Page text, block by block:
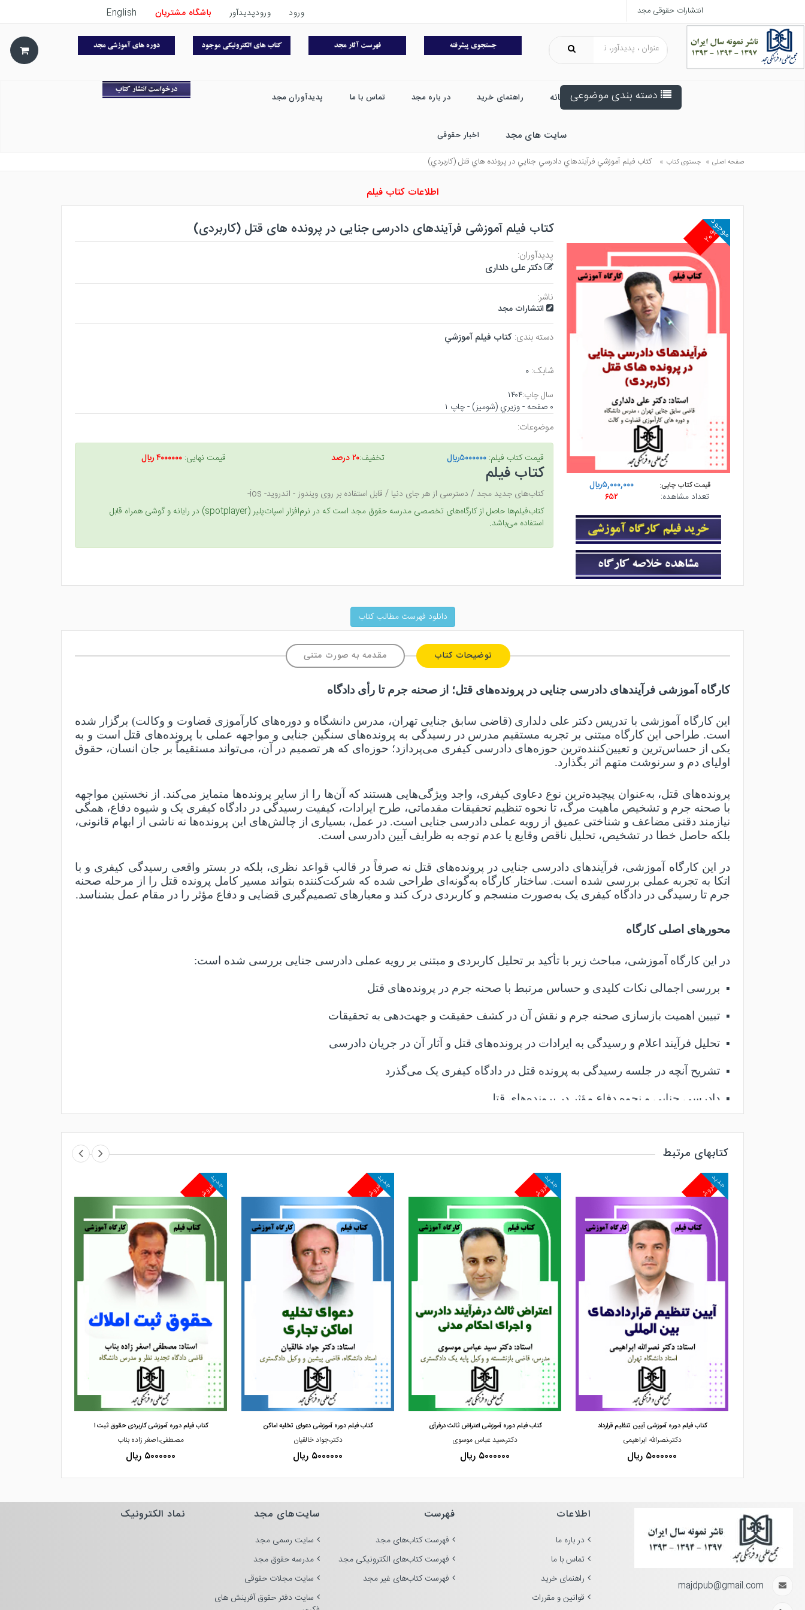
انتشارات حقوقی مجد ورود ورودپدیدآور باشگاه مشتریان English
دسته بندی موضوعی خانه راهنمای خرید در باره مجد تماس با ما پدیدآوران مجد
سایت های مجد اخبار حقوقی
صفحه اصلی » جستوی کتاب » كتاب فيلم آموزشي فرآيندهاي دادرسي جنايي در پرونده هاي قتل (كاربردي)
اطلاعات کتاب فیلم
۲۰%
موجود
قیمت کتاب چاپی:
۵,۰۰۰,۰۰۰ريال
تعداد مشاهده:
۶۵۲
کتاب فیلم آموزشی فرآیندهای دادرسی جنایی در پرونده های قتل (کاربردی)
پدیدآوران:
دکتر علی دلداری
ناشر:
انتشارات مجد
دسته بندی:كتاب فيلم آموزشي
شابک:۰
سال چاپ:۱۴۰۴
۰ صفحه - وزيري (شوميز) - چاپ ۱
موضوعات:
قیمت کتاب فیلم:۵۰۰۰۰۰۰ريال تخفیف:۲۰ درصد قیمت نهایی:۴۰۰۰۰۰۰ ريال
کتاب فیلم
کتاب‌های جدید مجد / دسترسی از هر جای دنیا / قابل استفاده بر روی ویندوز - اندروید- ios-
کتاب‌فیلم‌ها حاصل از کارگاه‌های تخصصی مدرسه حقوق مجد است که در نرم‌افزار اسپات‌پلیر (spotplayer) در رایانه و گوشی همراه قابل
استفاده می‌باشد.
دانلود فهرست مطالب کتاب
توضیحات کتاب مقدمه به صورت متنی
کارگاه آموزشی فرآیندهای دادرسی جنایی در پرونده‌های قتل؛ از صحنه جرم تا رأی دادگاه
این کارگاه آموزشی با تدریس دکتر علی دلداری (قاضی سابق جنایی تهران، مدرس دانشگاه و دوره‌های کارآموزی قضاوت و وکالت) برگزار شده
است. طراحی این کارگاه مبتنی بر تجربه مستقیم مدرس در رسیدگی به پرونده‌های سنگین جنایی و مواجهه عملی با پرونده‌های قتل است و به
یکی از حساس‌ترین و تعیین‌کننده‌ترین حوزه‌های دادرسی کیفری می‌پردازد؛ حوزه‌ای که هر تصمیم در آن، می‌تواند مستقیماً بر جان انسان، حقوق
اولیای دم و سرنوشت متهم اثر بگذارد.
پرونده‌های قتل، به‌عنوان پیچیده‌ترین نوع دعاوی کیفری، واجد ویژگی‌هایی هستند که آن‌ها را از سایر پرونده‌ها متمایز می‌کند. از نخستین مواجهه
با صحنه جرم و تشخیص ماهیت مرگ، تا نحوه تنظیم تحقیقات مقدماتی، طرح ایرادات، کیفیت رسیدگی در دادگاه کیفری یک و شیوه دفاع، همگی
نیازمند دقتی مضاعف و شناختی عمیق از رویه عملی دادرسی جنایی است. در عمل، بسیاری از چالش‌های این پرونده‌ها نه ناشی از ابهام قانونی،
بلکه حاصل خطا در تشخیص، تحلیل ناقص وقایع یا عدم توجه به ظرایف آیین دادرسی است.
در این کارگاه آموزشی، فرآیندهای دادرسی جنایی در پرونده‌های قتل نه صرفاً در قالب قواعد نظری، بلکه در بستر واقعی رسیدگی کیفری و با
اتکا به تجربه عملی بررسی شده است. ساختار کارگاه به‌گونه‌ای طراحی شده که شرکت‌کننده بتواند مسیر کامل پرونده قتل را از مرحله صحنه
جرم تا رسیدگی در دادگاه کیفری یک به‌صورت منسجم و کاربردی درک کند و معیارهای تصمیم‌گیری قضایی و دفاع مؤثر را در مقام عمل بشناسد.
محورهای اصلی کارگاه
در این کارگاه آموزشی، مباحث زیر با تأکید بر تحلیل کاربردی و مبتنی بر رویه عملی دادرسی جنایی بررسی شده است:
▪ بررسی اجمالی نکات کلیدی و حساس مرتبط با صحنه جرم در پرونده‌های قتل
▪ تبیین اهمیت بازسازی صحنه جرم و نقش آن در کشف حقیقت و جهت‌دهی به تحقیقات
▪ تحلیل فرآیند اعلام و رسیدگی به ایرادات در پرونده‌های قتل و آثار آن در جریان دادرسی
▪ تشریح آنچه در جلسه رسیدگی به پرونده قتل در دادگاه کیفری یک می‌گذرد
▪ دادرسی جنایی و نحوه دفاع مؤثر در پرونده‌های قتل
طرح این مباحث همراه با تحلیل پرونده‌های واقعی و توضیح منطق تصمیمات قضایی، به مخاطب کمک می‌کند فرآیند دادرسی در پرونده‌های قتل
را نه در سطح کلیات قانونی، بلکه در سطح واقعیت‌های عملی و چالش‌های روزمره دادسرا و دادگاه درک کند. همین رویکرد، این کارگاه را به
منبعی کاربردی برای قضات، وکلا، مشاوران حقوقی و دانشجویان حقوق تبدیل کرده است که به‌طور مستمر با دعاوی جنایی و پرونده‌های قتل
مواجه‌اند.
این کارگاه آموزشی در تاریخ و توسطانتشارات مجد
برگزار شده است؛ مجموعه‌ای که با تمرکز بر آموزش‌های تحلیلی و مبتنی بر
تجربه عملی، همواره در تلاش است محتوایی ارائه دهد که مستقیماً در تصمیم‌گیری قضایی و فعالیت حرفه‌ای حقوقی قابل استفاده باشد.
کتابهای مرتبط
مشاهده و خرید
پرفروش
جدید
مشاهده و خرید
کتاب فیلم دوره آموزشی آیین تنظیم قرارداد
دکتر،نصرالله ابراهیمی
۵۰۰۰۰۰۰ ریال
پرفروش
جدید
مشاهده و خرید
کتاب فیلم دوره آموزشی اعتراض ثالث درفرآی
دکتر،سید عباس موسوی
۵۰۰۰۰۰۰ ریال
پرفروش
جدید
مشاهده و خرید
کتاب فیلم دوره آموزشی دعوای تخلیه اماکن
دکتر،جواد خالقیان
۵۰۰۰۰۰۰ ریال
پرفروش
جدید
کتاب فیلم دوره آموزشی کاربردی حقوق ثبت ا
مصطفی،اصغر زاده بناب
۵۰۰۰۰۰۰ ریال
majdpub@gmail.com
اطلاعات
در باره ما
تماس با ما
راهنمای خرید
قوانین و مقررات
فهرست
فهرست کتاب‌های مجد
فهرست کتاب‌های الکترونیکی مجد
فهرست کتاب‌های غیر مجد
سایت‌های مجد
سایت رسمی مجد
مدرسه حقوق مجد
سایت مجلات حقوقی
سایت دفتر حقوق آفرینش های
نماد الکترونیک